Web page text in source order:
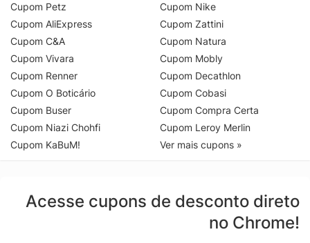
Cupom Petz
Cupom AliExpress
Cupom C&A
Cupom Vivara
Cupom Renner
Cupom O Boticário
Cupom Buser
Cupom Niazi Chohfi
Cupom KaBuM!
Cupom Nike
Cupom Zattini
Cupom Natura
Cupom Mobly
Cupom Decathlon
Cupom Cobasi
Cupom Compra Certa
Cupom Leroy Merlin
Ver mais cupons »
Acesse cupons de desconto direto
no Chrome!